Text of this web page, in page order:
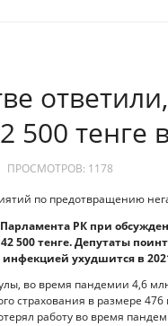
500 тенге
ПРОСМОТРОВ: 1178
по предотвращению
РК при
500 тенге. Депутаты
ухудшится в
во время пандемии 4,6
страхования в размере
работу во время